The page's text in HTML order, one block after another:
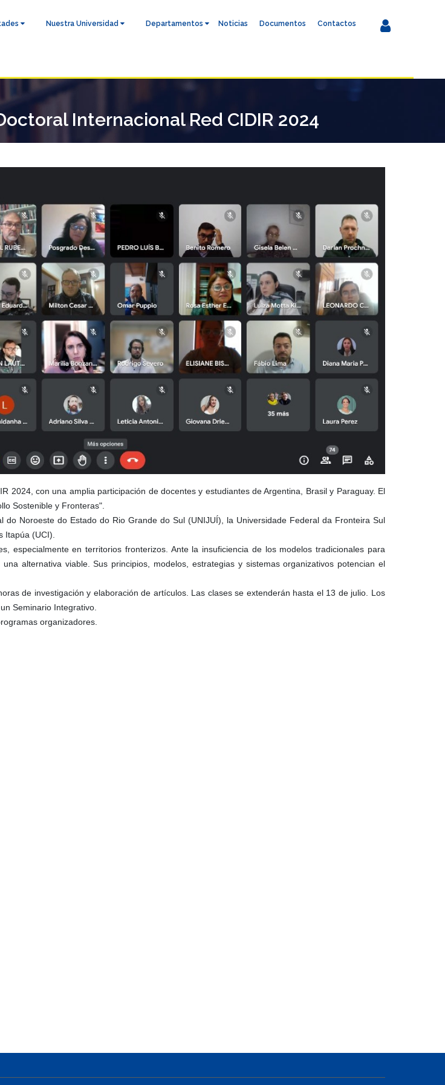
Nuestra Universidad Departamentos Noticias Documentos Contactos
Internacional Red CIDIR 2024
2024, con una amplia participación de docentes y estudiantes de Argentina, Brasil y Paraguay. El
Sostenible y Fronteras".
Noroeste do Estado do Rio Grande do Sul (UNIJUÍ), la Universidade Federal da Fronteira Sul
Itapúa (UCI).
especialmente en territorios fronterizos. Ante la insuficiencia de los modelos tradicionales para
alternativa viable. Sus principios, modelos, estrategias y sistemas organizativos potencian el
de investigación y elaboración de artículos. Las clases se extenderán hasta el 13 de julio. Los
Seminario Integrativo.
organizadores.